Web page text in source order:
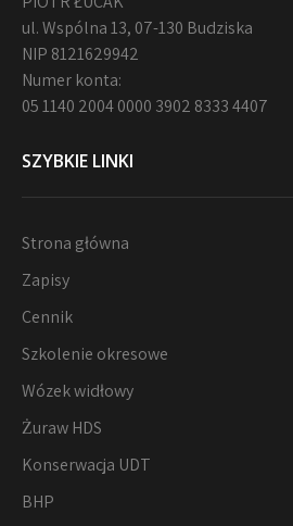
ul. Wspólna 13, 07-130 Budziska
NIP 8121629942
Numer konta:
05 1140 2004 0000 3902 8333 4407
SZYBKIE LINKI
Strona główna
Zapisy
Cennik
Szkolenie okresowe
Wózek widłowy
Żuraw HDS
Konserwacja UDT
BHP